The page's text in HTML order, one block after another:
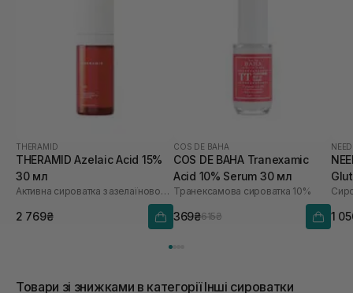
THERAMID
THERAMID Azelaic Acid 15%
30 мл
Активна сироватка з азелаїновою кислотою
2 769₴
COS DE BAHA
COS DE BAHA Tranexamic
Acid 10% Serum 30 мл
Транексамова сироватка 10%
369₴615₴ 1
Товари зі знижками в категорії Інші сироватки